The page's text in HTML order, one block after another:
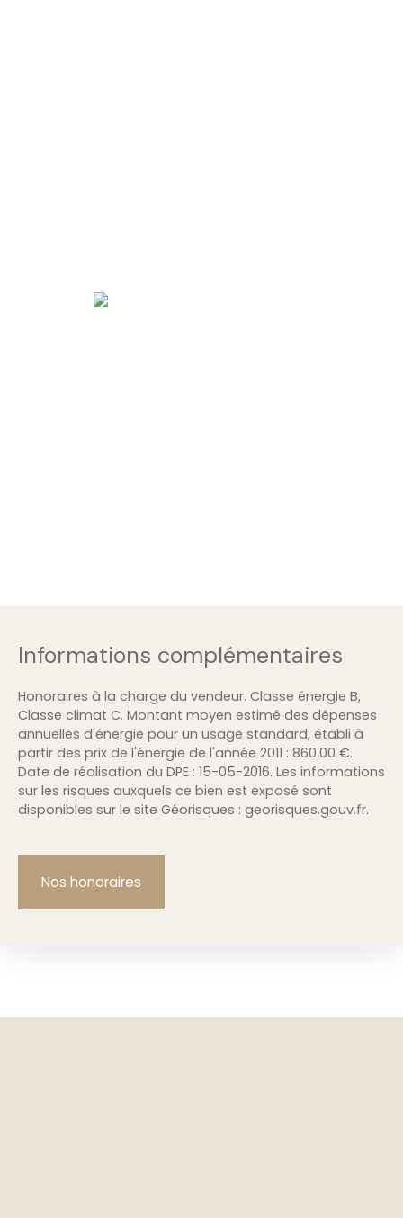
Informations complémentaires
Honoraires à la charge du vendeur. Classe énergie B,
Classe climat C. Montant moyen estimé des dépenses
annuelles d'énergie pour un usage standard, établi à
partir des prix de l'énergie de l'année 2011 : 860.00 €.
Date de réalisation du DPE : 15-05-2016. Les informations
sur les risques auxquels ce bien est exposé sont
disponibles sur le site Géorisques : georisques.gouv.fr.
Nos honoraires